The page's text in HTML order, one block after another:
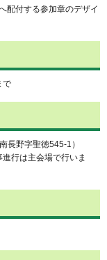
配付する参加章のデザイ
で
長野字聖徳545-1）
行は主会場で行いま